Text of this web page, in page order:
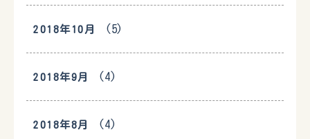
2018年10月 (5)
2018年9月 (4)
2018年8月 (4)